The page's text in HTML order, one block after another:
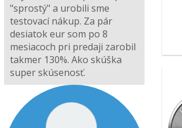
"sprostý" a urobili sme
testovací nákup. Za pár
desiatok eur som po 8
mesiacoch pri predaji zarobil
takmer 130%. Ako skúška
super skúsenosť.